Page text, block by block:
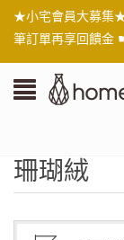
★小宅會員大募集
筆訂單再享回饋金
珊瑚絨